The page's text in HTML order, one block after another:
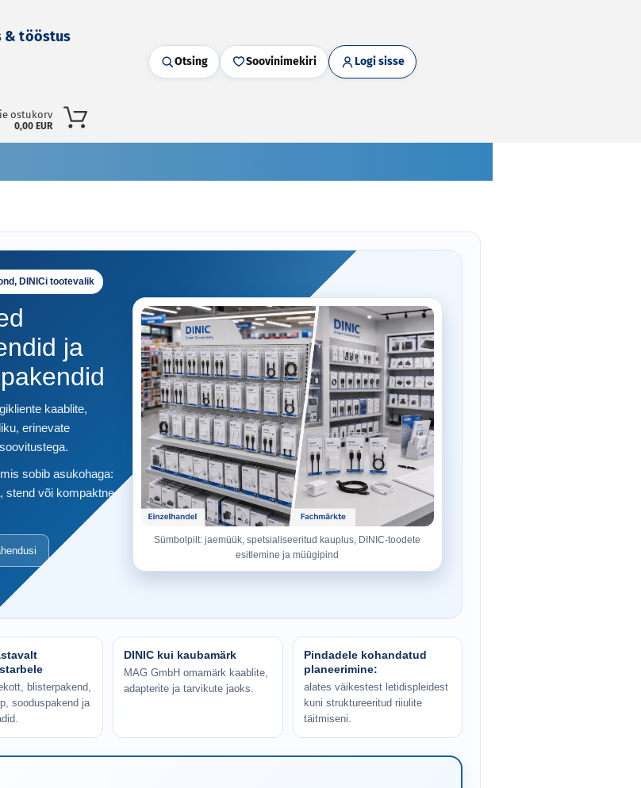
& tööstus
Otsing Soovinimekiri Logi sisse
ostukorv
0,00 EUR
DINICi tootevalik
ja
kaablite,
erinevate
sobib asukohaga:
stend või kompaktne
Sümbolpilt: jaemüük, spetsialiseeritud kauplus, DINIC-toodete
esitlemine ja müügipind
blisterpakend,
sooduspakend ja
DINIC kui kaubamärk
MAG GmbH omamärk kaablite,
adapterite ja tarvikute jaoks.
Pindadele kohandatud
planeerimine:
alates väikestest letidispleidest
kuni struktureeritud riiulite
täitmiseni.